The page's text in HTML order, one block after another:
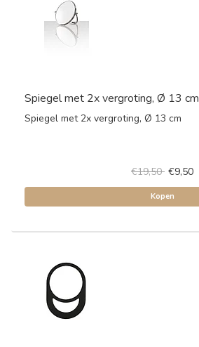
Spiegel met 2x vergroting, Ø 13 cm
Spiegel met 2x vergroting, Ø 13 cm
€19,50 €9,50
Kopen